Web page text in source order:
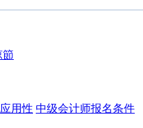
節
应用性 中级会计师报名条件